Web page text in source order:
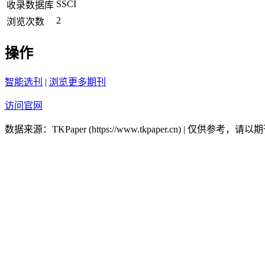
收录数据库 SSCI
浏览次数
2
操作
智能选刊 | 浏览更多期刊
访问官网
数据来源：TKPaper (https://www.tkpaper.cn) | 仅供参考，请以